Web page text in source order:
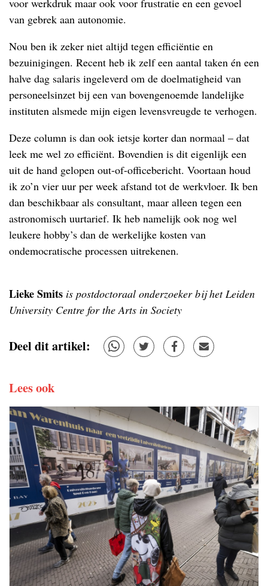
van gebrek aan autonomie.
Nou ben ik zeker niet altijd tegen efficiëntie en
bezuinigingen. Recent heb ik zelf een aantal taken én een
halve dag salaris ingeleverd om de doelmatigheid van
personeelsinzet bij een van bovengenoemde landelijke
instituten alsmede mijn eigen levensvreugde te verhogen.
Deze column is dan ook ietsje korter dan normaal – dat
leek me wel zo efficiënt. Bovendien is dit eigenlijk een
uit de hand gelopen out-of-officebericht. Voortaan houd
ik zo’n vier uur per week afstand tot de werkvloer. Ik ben
dan beschikbaar als consultant, maar alleen tegen een
astronomisch uurtarief. Ik heb namelijk ook nog wel
leukere hobby’s dan de werkelijke kosten van
ondemocratische processen uitrekenen.
Lieke Smits is postdoctoraal onderzoeker bij het Leiden
University Centre for the Arts in Society
Deel dit artikel:
Lees ook